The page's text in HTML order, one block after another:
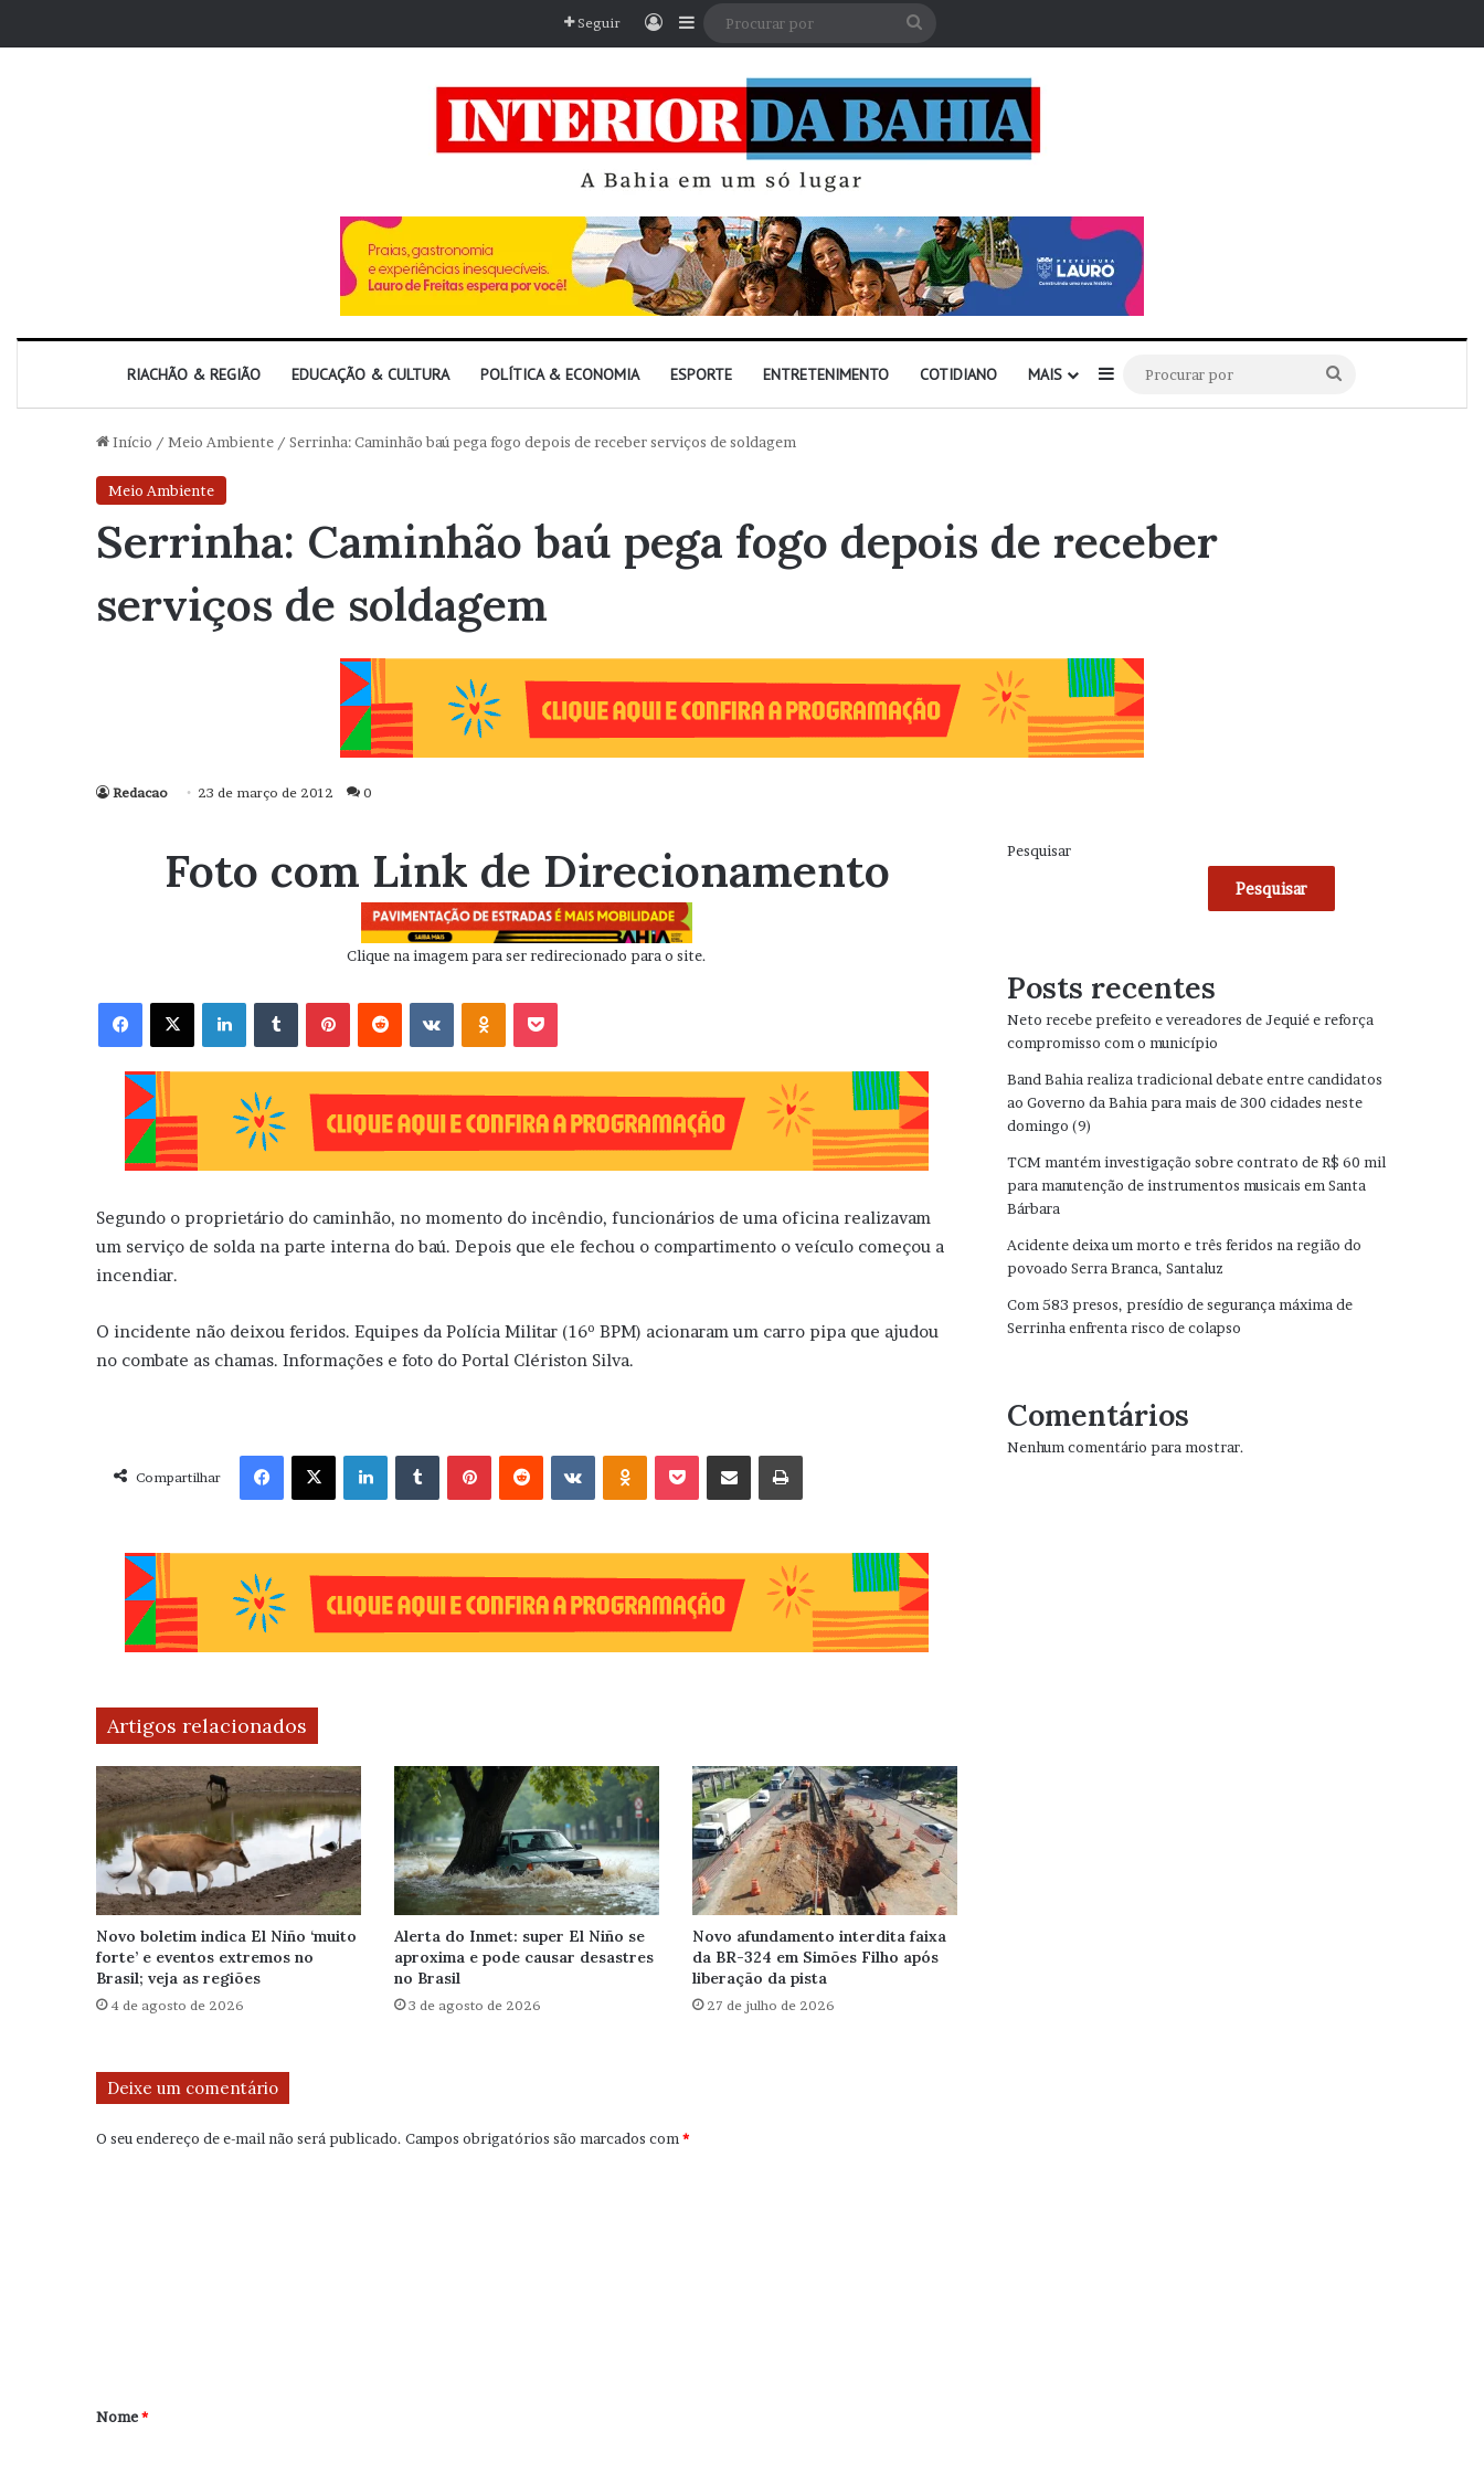
Seguir EntrarBarra Lateral
RIACHÃO & REGIÃO EDUCAÇÃO & CULTURA POLÍTICA & ECONOMIA ESPORTE ENTRETENIMENTO COTIDIANO MAIS Barra Lateral
por
Início / Meio Ambiente / Serrinha: Caminhão baú pega fogo depois de receber serviços de soldagem
Meio Ambiente
Serrinha: Caminhão baú pega fogo depois de receber
serviços de soldagem
Redacao 23 de março de 2012 0
Foto com Link de Direcionamento
Clique na imagem para ser redirecionado para o site.
Facebook X Linkedin VK OK
Segundo o proprietário do caminhão, no momento do incêndio, funcionários de uma oficina realizavam
um serviço de solda na parte interna do baú. Depois que ele fechou o compartimento o veículo começou a
incendiar.
O incidente não deixou feridos. Equipes da Polícia Militar (16º BPM) acionaram um carro pipa que ajudou
no combate as chamas. Informações e foto do Portal Clériston Silva.
Compartilhar
Facebook X Linkedin VK OK
Artigos relacionados
Novo boletim indica El Niño ‘muito
forte’ e eventos extremos no
Brasil; veja as regiões
4 de agosto de 2026
Alerta do Inmet: super El Niño se
aproxima e pode causar desastres
no Brasil
3 de agosto de 2026
Novo afundamento interdita faixa
da BR-324 em Simões Filho após
liberação da pista
27 de julho de 2026
Deixe um comentário
O seu endereço de e-mail não será publicado. Campos obrigatórios são marcados com*
r
Nome*
Pesquisar
Pesquisar
Posts recentes
Neto recebe prefeito e vereadores de Jequié e reforça
compromisso com o município
Band Bahia realiza tradicional debate entre candidatos
ao Governo da Bahia para mais de 300 cidades neste
domingo (9)
TCM mantém investigação sobre contrato de R$ 60 mil
para manutenção de instrumentos musicais em Santa
Bárbara
Acidente deixa um morto e três feridos na região do
povoado Serra Branca, Santaluz
Com 583 presos, presídio de segurança máxima de
Serrinha enfrenta risco de colapso
Comentários
Nenhum comentário para mostrar.